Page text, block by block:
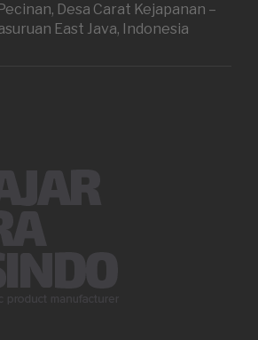
Desa Carat Kejapanan –
East Java, Indonesia